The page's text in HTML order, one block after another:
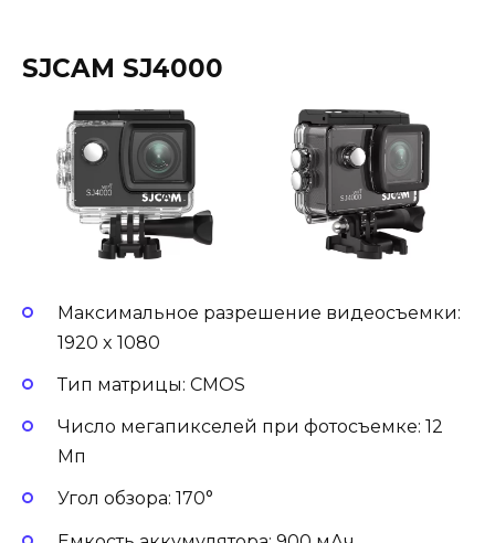
SJCAM SJ4000
Максимальное разрешение видеосъемки:
1920 x 1080
Тип матрицы: CMOS
Число мегапикселей при фотосъемке: 12
Мп
Угол обзора: 170°